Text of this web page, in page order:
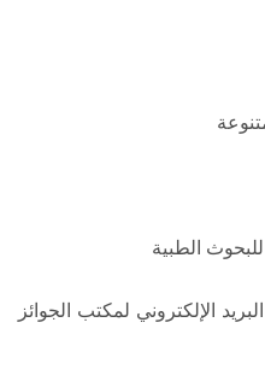
الطبية
الإلكتروني لمكتب الجوائز